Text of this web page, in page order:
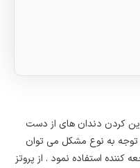
کردن دندان های از دست
توجه به نوع مشکل می توان
کننده استفاده نمود . از پروتز